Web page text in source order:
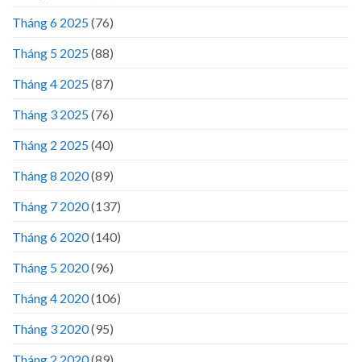
Tháng 6 2025(76)
Tháng 5 2025(88)
Tháng 4 2025(87)
Tháng 3 2025(76)
Tháng 2 2025(40)
Tháng 8 2020(89)
Tháng 7 2020(137)
Tháng 6 2020(140)
Tháng 5 2020(96)
Tháng 4 2020(106)
Tháng 3 2020(95)
Tháng 2 2020(89)